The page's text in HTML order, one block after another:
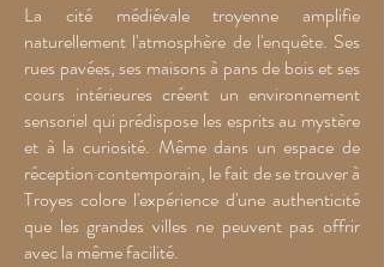
La cité médiévale troyenne amplifie
naturellement l'atmosphère de l'enquête. Ses
rues pavées, ses maisons à pans de bois et ses
cours intérieures créent un environnement
sensoriel qui prédispose les esprits au mystère
et à la curiosité. Même dans un espace de
réception contemporain, le fait de se trouver à
Troyes colore l'expérience d'une authenticité
que les grandes villes ne peuvent pas offrir
avec la même facilité.